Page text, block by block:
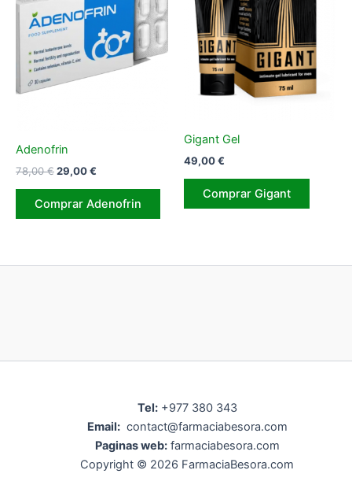
Adenofrin
78,00€El
original
era:
29,00€
actual
es:
Comprar Adenofrin
Gigant Gel
49,00€
Comprar Gigant
Tel:+977 380 343
Email: contact@farmaciabesora.com
Paginas web:farmaciabesora.com
Copyright © 2026 FarmaciaBesora.com